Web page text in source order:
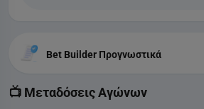
Bet Builder Προγνωστικά
📺 Μεταδόσεις Αγώνων